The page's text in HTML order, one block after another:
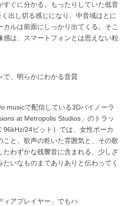
すぐに分かる。もったりしていた低音
出し切る感じになり、中音域はとに
ルは前面にしっかり出てくる。そこ
感は、スマートフォンとは思えない粒
で、明らかにわかる音質
musicで配信している3Dバイノーラ
at Metropolis Studios」のトラッ
24ビット）では、女性ボーカ
こと、歌声の乾いた雰囲気と、その歌
たわずかな残響音に含まれる、少しざ
いなものまでありありと伝わってく
ィアプレイヤー」でもハ